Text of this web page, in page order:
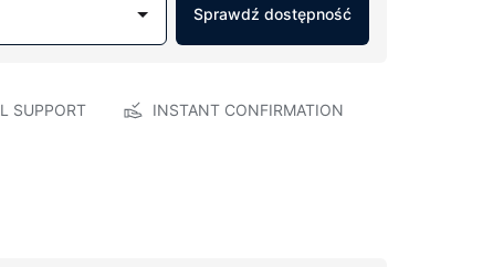
Sprawdź dostępność
SUPPORT INSTANT CONFIRMATION